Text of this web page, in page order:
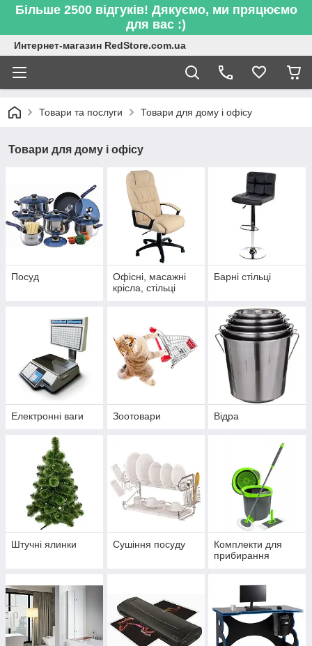
Більше 2500 відгуків! Дякуємо, ми пряцюємо
для вас :)
Интернет-магазин RedStore.com.ua
Товари та послуги Товари для дому і офісу
Товари для дому і офісу
Посуд
Офісні, масажні
крісла, стільці
Барні стільці
Електронні ваги Зоотовари Відра
Штучні ялинки Сушіння посуду
Комплекти для
прибирання